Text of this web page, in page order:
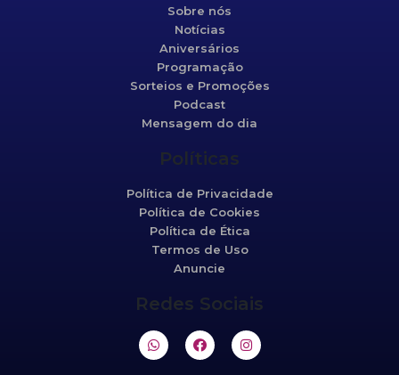
Sobre nós
Notícias
Aniversários
Programação
Sorteios e Promoções
Podcast
Mensagem do dia
Políticas
Política de Privacidade
Política de Cookies
Política de Ética
Termos de Uso
Anuncie
Redes Sociais